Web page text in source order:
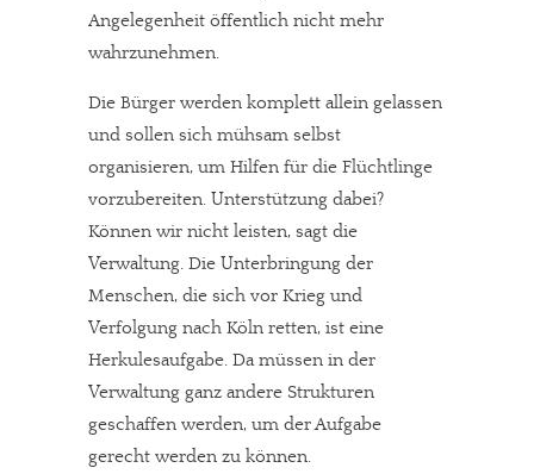
Angelegenheit öffentlich nicht mehr
wahrzunehmen.
Die Bürger werden komplett allein gelassen
und sollen sich mühsam selbst
organisieren, um Hilfen für die Flüchtlinge
vorzubereiten. Unterstützung dabei?
Können wir nicht leisten, sagt die
Verwaltung. Die Unterbringung der
Menschen, die sich vor Krieg und
Verfolgung nach Köln retten, ist eine
Herkulesaufgabe. Da müssen in der
Verwaltung ganz andere Strukturen
geschaffen werden, um der Aufgabe
gerecht werden zu können.